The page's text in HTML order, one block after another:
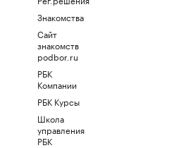
Знакомства
Сайт
знакомств
podbor.ru
РБК
Компании
РБК Курсы
Школа
управления
РБК